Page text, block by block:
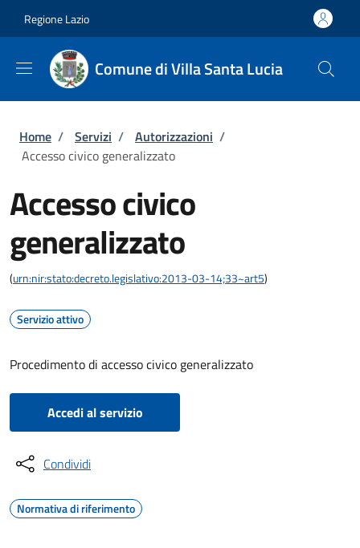
Regione Lazio
Comune di Villa Santa Lucia
Briciole di pane
Home / Servizi / Autorizzazioni /
Accesso civico generalizzato
Accesso civico
generalizzato
(urn:nir:stato:decreto.legislativo:2013-03-14;33~art5)
Servizio attivo
Procedimento di accesso civico generalizzato
Accedi al servizio
Condividi
Normativa di riferimento